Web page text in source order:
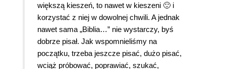
większą kieszeń, to nawet w kieszeni 🙂 i
korzystać z niej w dowolnej chwili. A jednak
nawet sama „Biblia…” nie wystarczy, byś
dobrze pisał. Jak wspomnieliśmy na
początku, trzeba jeszcze pisać, dużo pisać,
wciąż próbować, poprawiać, szukać,